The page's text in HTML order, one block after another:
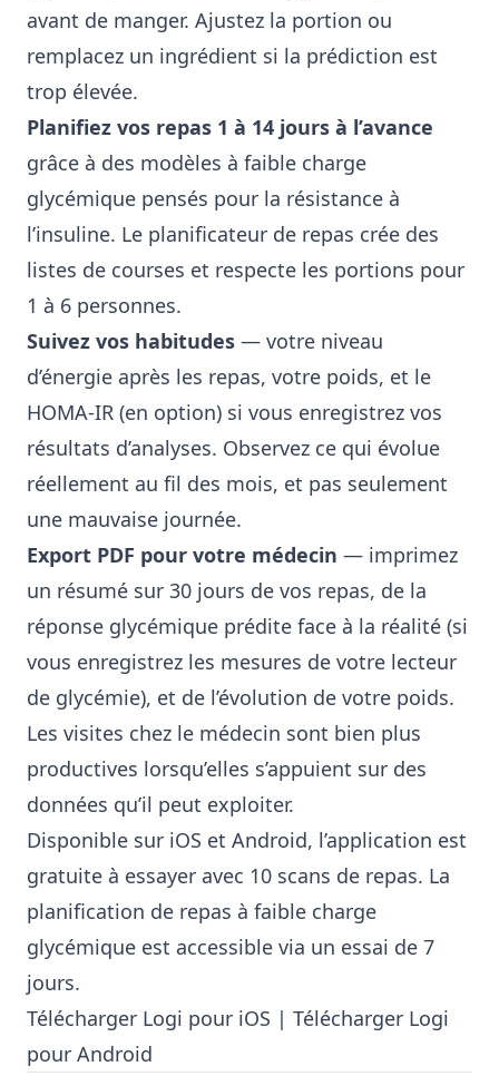
avant de manger. Ajustez la portion ou
remplacez un ingrédient si la prédiction est
trop élevée.
Planifiez vos repas 1 à 14 jours à l’avance
grâce à des modèles à faible charge
glycémique pensés pour la résistance à
l’insuline. Le planificateur de repas crée des
listes de courses et respecte les portions pour
1 à 6 personnes.
Suivez vos habitudes — votre niveau
d’énergie après les repas, votre poids, et le
HOMA-IR (en option) si vous enregistrez vos
résultats d’analyses. Observez ce qui évolue
réellement au fil des mois, et pas seulement
une mauvaise journée.
Export PDF pour votre médecin — imprimez
un résumé sur 30 jours de vos repas, de la
réponse glycémique prédite face à la réalité (si
vous enregistrez les mesures de votre lecteur
de glycémie), et de l’évolution de votre poids.
Les visites chez le médecin sont bien plus
productives lorsqu’elles s’appuient sur des
données qu’il peut exploiter.
Disponible sur iOS et Android, l’application est
gratuite à essayer avec 10 scans de repas. La
planification de repas à faible charge
glycémique est accessible via un essai de 7
jours.
Télécharger Logi pour iOS | Télécharger Logi
pour Android